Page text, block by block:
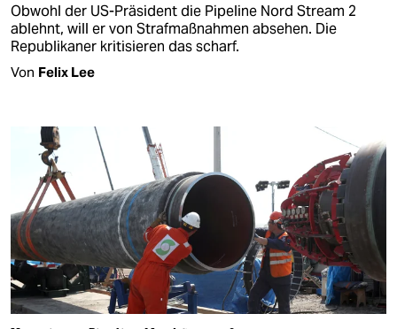
Obwohl der US-Präsident die Pipeline Nord Stream 2
ablehnt, will er von Strafmaßnahmen absehen. Die
Republikaner kritisieren das scharf.
Von Felix Lee